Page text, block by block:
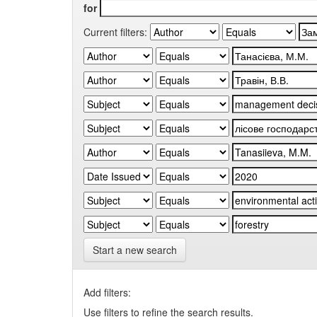
for
Current filters:
Start a new search
Add filters:
Use filters to refine the search results.